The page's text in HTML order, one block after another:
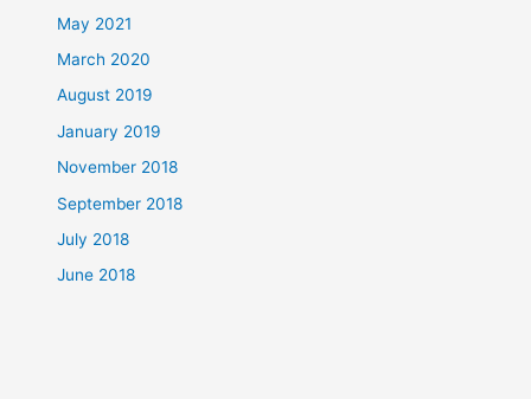
May 2021
March 2020
August 2019
January 2019
November 2018
September 2018
July 2018
June 2018